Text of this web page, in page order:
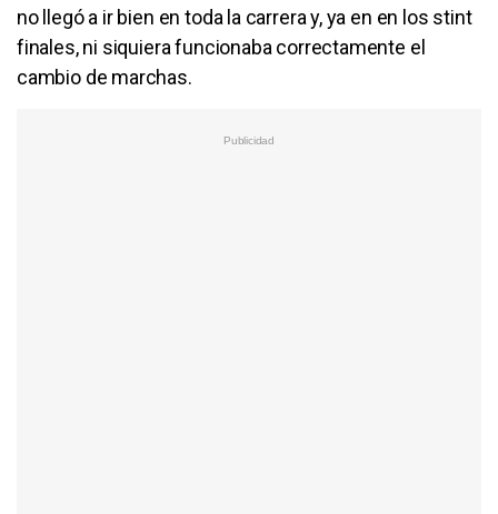
no llegó a ir bien en toda la carrera y, ya en en los stint
finales, ni siquiera funcionaba correctamente el
cambio de marchas.